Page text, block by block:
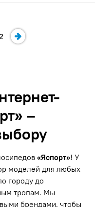
–
«Яспорт»! У
моделей для любых
городу до
тропам. Мы
брендами, чтобы